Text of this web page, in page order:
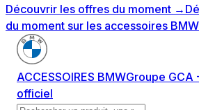
Découvrir les offres du moment →
du moment sur les accessoires BMW
ACCESSOIRES BMWGroupe GCA
officiel